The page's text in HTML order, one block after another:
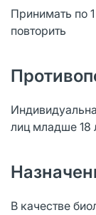
Принимать по
повторить
лиц младше 18
В качестве